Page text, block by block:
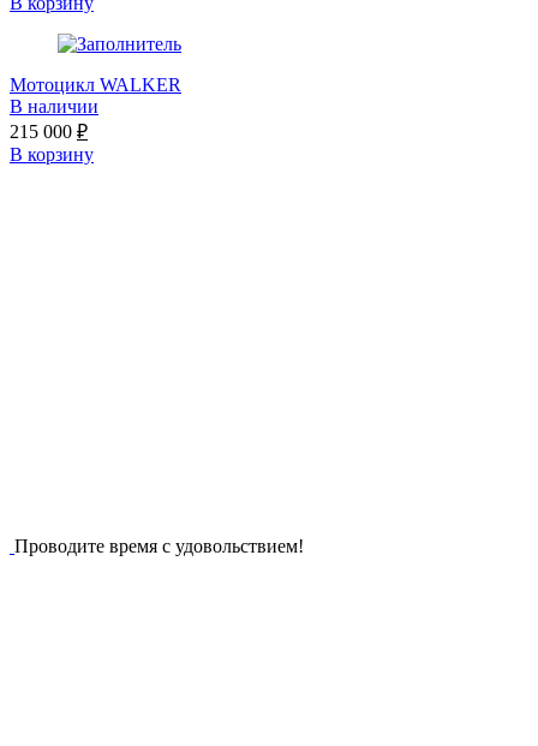
Мотоцикл WALKER
В наличии
215 000 ₽
В корзину
Проводите время с удовольствием!